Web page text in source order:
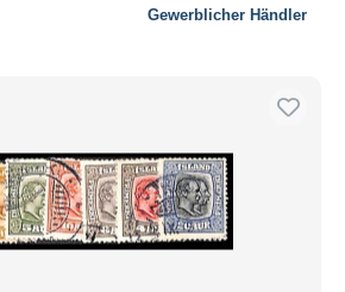
Gewerblicher Händler